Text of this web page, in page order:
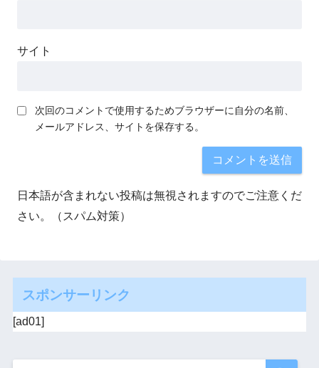
サイト
次回のコメントで使用するためブラウザーに自分の名前、
メールアドレス、サイトを保存する。
日本語が含まれない投稿は無視されますのでご注意くだ
さい。（スパム対策）
スポンサーリンク
[ad01]